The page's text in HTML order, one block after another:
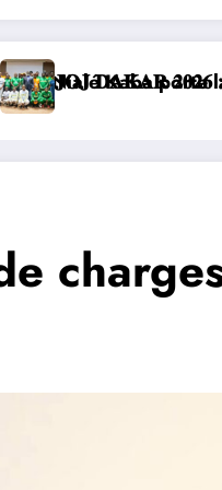
construction de la
𝐃𝐄𝐒
DIPLOMATIE